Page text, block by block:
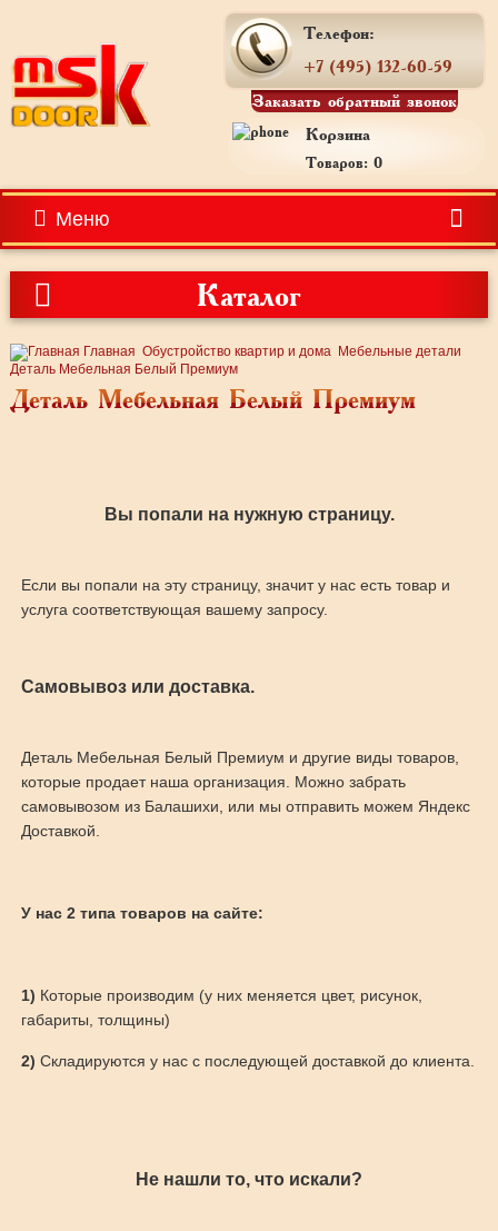
Телефон:
+7 (495) 132-60-59
Заказать обратный звонок
Корзина
Товаров: 0
Меню
Каталог
Главная Обустройство квартир и дома Мебельные детали
Деталь Мебельная Белый Премиум
Деталь Мебельная Белый Премиум
Вы попали на нужную страницу.
Если вы попали на эту страницу, значит у нас есть товар и
услуга соответствующая вашему запросу.
Самовывоз или доставка.
Деталь Мебельная Белый Премиум и другие виды товаров,
которые продает наша организация. Можно забрать
самовывозом из Балашихи, или мы отправить можем Яндекс
Доставкой.
У нас 2 типа товаров на сайте:
1) Которые производим (у них меняется цвет, рисунок,
габариты, толщины)
2) Складируются у нас с последующей доставкой до клиента.
Не нашли то, что искали?